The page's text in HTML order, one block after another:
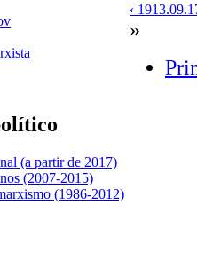
(a partir de 2017)
(2007-2015)
(1986-2012)
‹
»